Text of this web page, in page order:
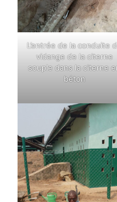
L’entrée de la conduite
vidange de la citerne
souple dans la citerne
béton